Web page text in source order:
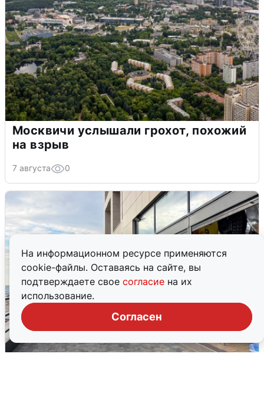
На информационном ресурсе применяются
cookie-файлы. Оставаясь на сайте, вы
подтверждаете свое согласие на их
использование.
Согласен
Москвичи услышали грохот, похожий
на взрыв
7 августа 0